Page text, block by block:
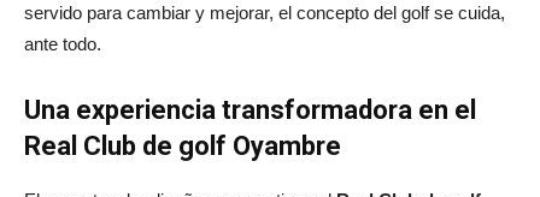
servido para cambiar y mejorar, el concepto del golf se cuida,
ante todo.
Una experiencia transformadora en el
Real Club de golf Oyambre